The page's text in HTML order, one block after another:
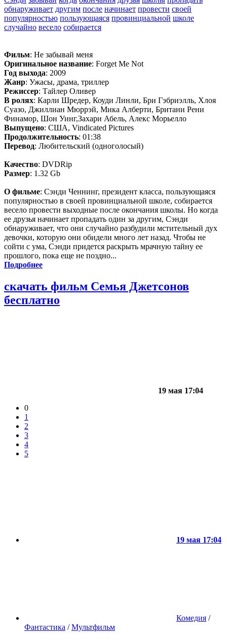
обнаруживает другим после начинает провести своей
популярностью пользующаяся провинциальной школе
случайно весело собирается
Фильм: Не забывай меня
Оригинальное название: Forget Me Not
Год выхода: 2009
Жанр: Ужасы, драма, триллер
Режиссер: Тайлер Оливер
В ролях: Карли Шредер, Коуди Линли, Бри Гэбриэлль, Хлоя
Суазо, Джиллиан Мюррэй, Мика Алберти, Британи Рени
Финамор, Шон Уинг,Захари Абель, Алекс Морьелло
Выпущено: США, Vindicated Pictures
Продолжительность: 01:38
Перевод: Любительский (одноголосый)
Качество: DVDRip
Размер: 1.32 Gb
О фильме: Сэнди Ченнинг, президент класса, пользующаяся
популярностью в своей провинциальной школе, собирается
весело провести выходные после окончания школы. Но когда
ее друзья начинает пропадать один за другим, Сэнди
обнаруживает, что они случайно разбудили мстительный дух
девочки, которую они обидели много лет назад. Чтобы не
сойти с ума, Сэнди придется раскрыть мрачную тайну ее
прошлого, пока еще не поздно...
Подробнее
скачать фильм Семья Джетсонов
бесплатно
19 мая 17:04
0
1
2
3
4
5
19 мая 17:04
Комедия /
Фантастика /Мультфильм